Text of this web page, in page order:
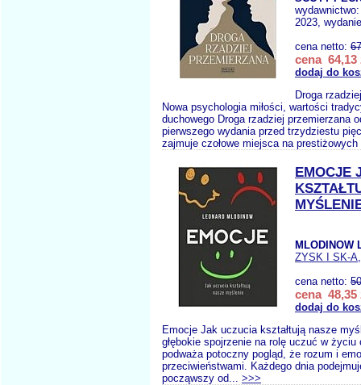
2023,
cena netto:
cena 64,13
dodaj do
Droga
Nowa psychologia miłości, wartości
duchowego Droga rzadziej przemierzana
pierwszego wydania przed trzydziestu
zajmuje czołowe miejsca na
EMOCJE
MLODINOW
ZYSK I SK-A
cena netto:
cena 48,35
dodaj do
Emocje Jak uczucia kształtują nasze
głębokie spojrzenie na rolę uczuć w
podważa potoczny pogląd, że rozum i
przeciwieństwami. Każdego dnia
począwszy od... >>>